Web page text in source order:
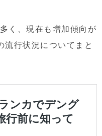
く、現在も増加傾向が
行状況についてまと